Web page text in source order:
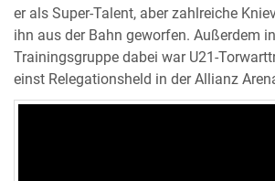
er als Super-Talent, aber zahlreiche
ihn aus der Bahn geworfen. Außerdem
Trainingsgruppe dabei war U21-
einst Relegationsheld in der Allianz